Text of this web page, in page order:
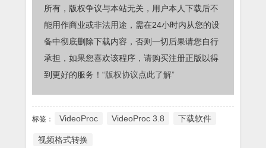
所有，版权争议与本站无关，用户本人下载后不
能用作商业或非法用途，需在24小时内从您的设
备中彻底删除下载内容，否则一切后果请您自行
承担，如果您喜欢该程序，请购买注册正版以得
到更好的服务！ “版权协议点此了解”
标签： VideoProc VideoProc 3.8 下载软件
视频格式转换